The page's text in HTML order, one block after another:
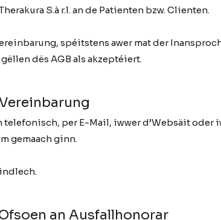
S.à r.l. an de Patienten bzw. Clienten.
spéitstens awer mat der
dës AGB als akzeptéiert.
telefonisch, per E-Mail, iwwer d’Websäit oder
gemaach ginn.
an Ausfallhonorar